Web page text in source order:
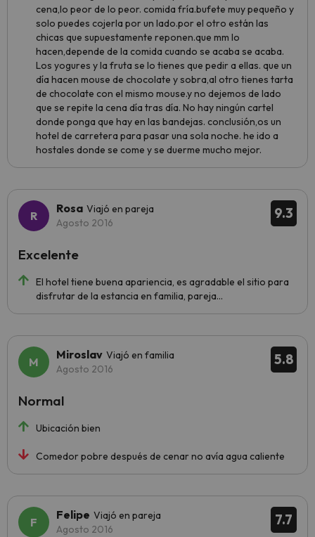
cena,lo peor de lo peor. comida fría.bufete muy pequeño y
solo puedes cojerla por un lado.por el otro están las
chicas que supuestamente reponen.que mm lo
hacen,depende de la comida cuando se acaba se acaba.
Los yogures y la fruta se lo tienes que pedir a ellas. que un
día hacen mouse de chocolate y sobra,al otro tienes tarta
de chocolate con el mismo mouse.y no dejemos de lado
que se repite la cena día tras día. No hay ningún cartel
donde ponga que hay en las bandejas. conclusión,os un
hotel de carretera para pasar una sola noche. he ido a
hostales donde se come y se duerme mucho mejor.
9.3
Rosa Viajó en pareja
Agosto 2016
El hotel tiene buena apariencia, es agradable el sitio para
disfrutar de la estancia en familia, pareja...
Excelente
5.8
Miroslav Viajó en familia
Agosto 2016
Ubicación bien
Comedor pobre después de cenar no avía agua caliente
Normal
7.7
Felipe Viajó en pareja
Agosto 2016